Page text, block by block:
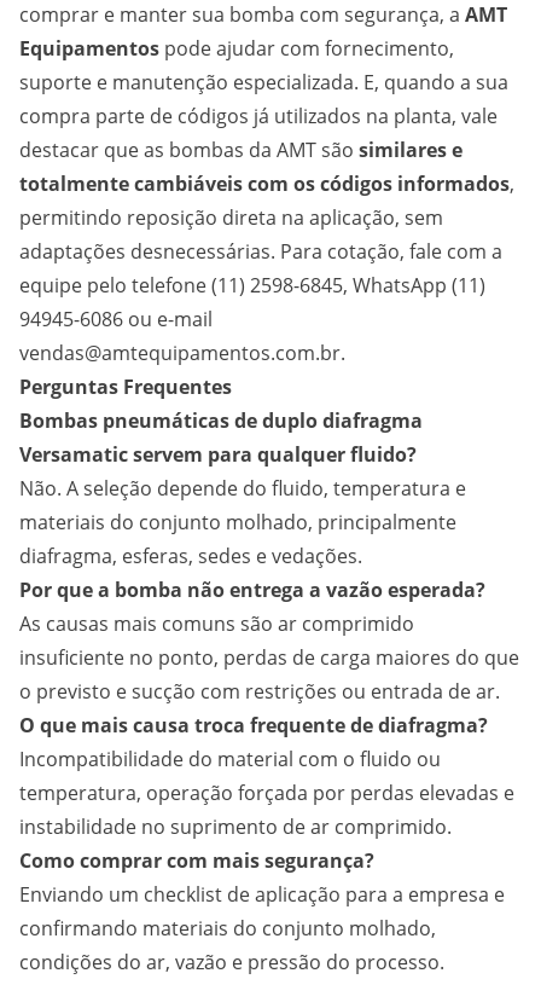
comprar e manter sua bomba com segurança, a AMT
Equipamentos pode ajudar com fornecimento,
suporte e manutenção especializada. E, quando a sua
compra parte de códigos já utilizados na planta, vale
destacar que as bombas da AMT são similares e
totalmente cambiáveis com os códigos informados,
permitindo reposição direta na aplicação, sem
adaptações desnecessárias. Para cotação, fale com a
equipe pelo telefone (11) 2598-6845, WhatsApp (11)
94945-6086 ou e-mail
vendas@amtequipamentos.com.br.
Perguntas Frequentes
Bombas pneumáticas de duplo diafragma
Versamatic servem para qualquer fluido?
Não. A seleção depende do fluido, temperatura e
materiais do conjunto molhado, principalmente
diafragma, esferas, sedes e vedações.
Por que a bomba não entrega a vazão esperada?
As causas mais comuns são ar comprimido
insuficiente no ponto, perdas de carga maiores do que
o previsto e sucção com restrições ou entrada de ar.
O que mais causa troca frequente de diafragma?
Incompatibilidade do material com o fluido ou
temperatura, operação forçada por perdas elevadas e
instabilidade no suprimento de ar comprimido.
Como comprar com mais segurança?
Enviando um checklist de aplicação para a empresa e
confirmando materiais do conjunto molhado,
condições do ar, vazão e pressão do processo.